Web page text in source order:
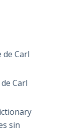
Carl
Carl
sin